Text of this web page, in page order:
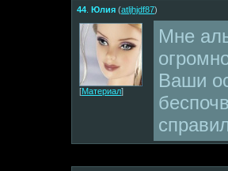
44 Юлия (atljhjdf87)
[Материал]
Мне
Ваши